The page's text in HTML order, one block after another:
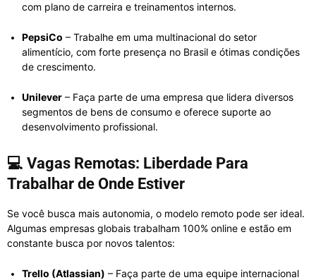
com plano de carreira e treinamentos internos.
PepsiCo – Trabalhe em uma multinacional do setor
alimentício, com forte presença no Brasil e ótimas condições
de crescimento.
Unilever – Faça parte de uma empresa que lidera diversos
segmentos de bens de consumo e oferece suporte ao
desenvolvimento profissional.
💻 Vagas Remotas: Liberdade Para
Trabalhar de Onde Estiver
Se você busca mais autonomia, o modelo remoto pode ser ideal.
Algumas empresas globais trabalham 100% online e estão em
constante busca por novos talentos:
Trello (Atlassian) – Faça parte de uma equipe internacional